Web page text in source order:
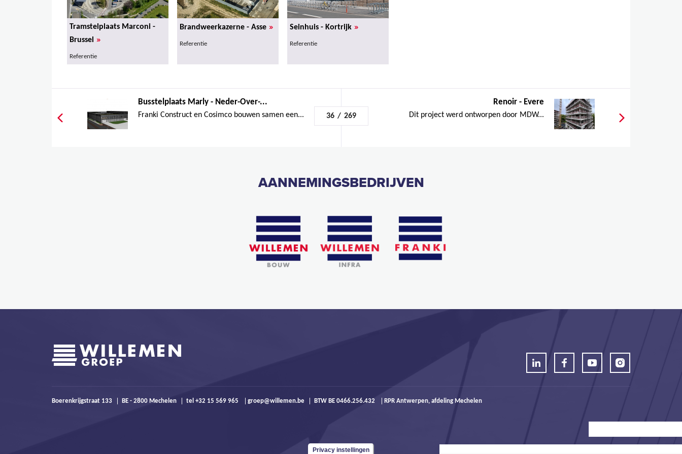
Tramstelplaats Marconi -
Brussel »
Referentie
Brandweerkazerne - Asse »
Referentie
Seinhuis - Kortrijk »
Referentie
Busstelplaats Marly - Neder-Over-...
Franki Construct en Cosimco bouwen samen een... 36 / 269
Renoir - Evere
Dit project werd ontworpen door MDW...
AANNEMINGSBEDRIJVEN
Boerenkrijgstraat 133 BE - 2800 Mechelen tel +32 15 569 965 groep@willemen.be BTW BE 0466.256.432 RPR Antwerpen, afdeling Mechelen
Privacy instellingen